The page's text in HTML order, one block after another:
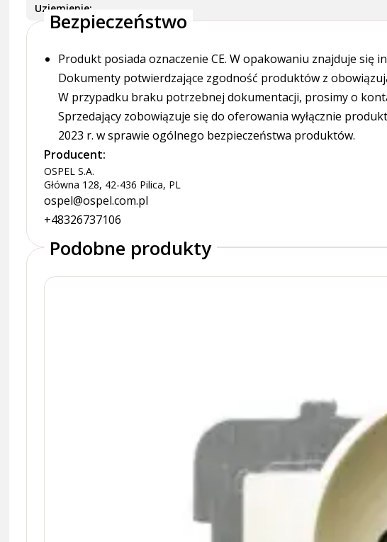
Uziemienie
Bezpieczeństwo
Produkt posiada oznaczenie CE. W opakowaniu znajduje
Dokumenty potwierdzające zgodność produktów z
W przypadku braku potrzebnej dokumentacji, prosimy o
Sprzedający zobowiązuje się do oferowania wyłącznie
2023 r. w sprawie ogólnego bezpieczeństwa produktów.
Producent:
OSPEL S.A.
Główna 128, 42-436 Pilica, PL
ospel@ospel.com.pl
+48326737106
Podobne produkty